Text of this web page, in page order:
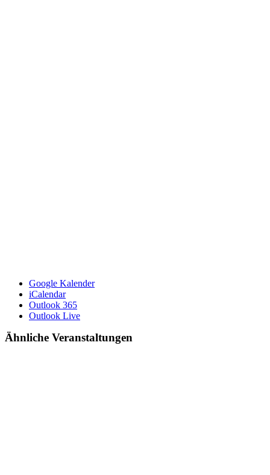
Google Kalender
iCalendar
Outlook 365
Outlook Live
Ähnliche Veranstaltungen